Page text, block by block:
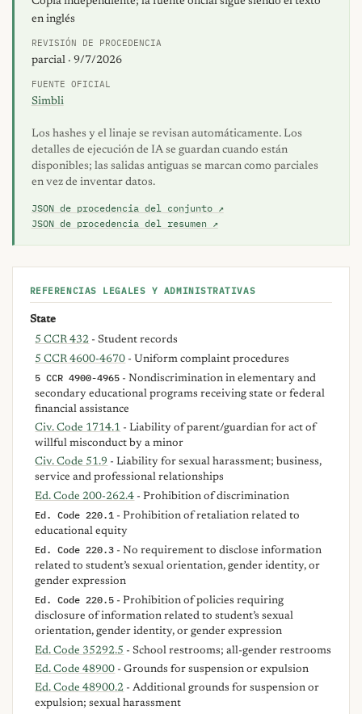
en inglés
REVISIÓN DE PROCEDENCIA
parcial · 9/7/2026
FUENTE OFICIAL
Simbli
Los hashes y el linaje se revisan automáticamente. Los
detalles de ejecución de IA se guardan cuando están
disponibles; las salidas antiguas se marcan como parciales
en vez de inventar datos.
JSON de procedencia del conjunto ↗
JSON de procedencia del resumen ↗
REFERENCIAS LEGALES Y ADMINISTRATIVAS
State
5 CCR 432 - Student records
5 CCR 4600-4670 - Uniform complaint procedures
5 CCR 4900-4965 - Nondiscrimination in elementary and
secondary educational programs receiving state or federal
financial assistance
Civ. Code 1714.1 - Liability of parent/guardian for act of
willful misconduct by a minor
Civ. Code 51.9 - Liability for sexual harassment; business,
service and professional relationships
Ed. Code 200-262.4 - Prohibition of discrimination
Ed. Code 220.1 - Prohibition of retaliation related to
educational equity
Ed. Code 220.3 - No requirement to disclose information
related to student’s sexual orientation, gender identity, or
gender expression
Ed. Code 220.5 - Prohibition of policies requiring
disclosure of information related to student’s sexual
orientation, gender identity, or gender expression
Ed. Code 35292.5 - School restrooms; all-gender restrooms
Ed. Code 48900 - Grounds for suspension or expulsion
Ed. Code 48900.2 - Additional grounds for suspension or
expulsion; sexual harassment